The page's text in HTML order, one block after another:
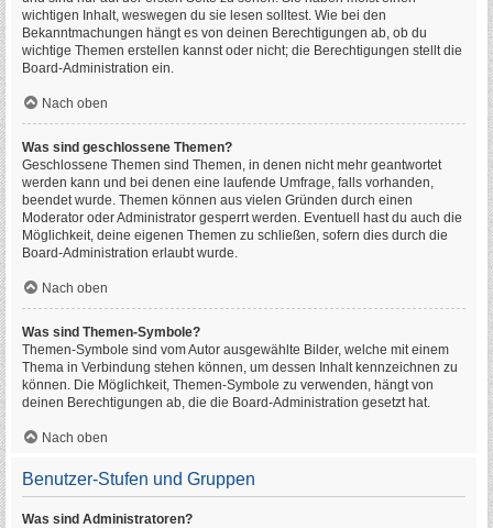
wichtigen Inhalt, weswegen du sie lesen solltest. Wie bei den
Bekanntmachungen hängt es von deinen Berechtigungen ab, ob du
wichtige Themen erstellen kannst oder nicht; die Berechtigungen stellt die
Board-Administration ein.
Nach oben
Was sind geschlossene Themen?
Geschlossene Themen sind Themen, in denen nicht mehr geantwortet
werden kann und bei denen eine laufende Umfrage, falls vorhanden,
beendet wurde. Themen können aus vielen Gründen durch einen
Moderator oder Administrator gesperrt werden. Eventuell hast du auch die
Möglichkeit, deine eigenen Themen zu schließen, sofern dies durch die
Board-Administration erlaubt wurde.
Nach oben
Was sind Themen-Symbole?
Themen-Symbole sind vom Autor ausgewählte Bilder, welche mit einem
Thema in Verbindung stehen können, um dessen Inhalt kennzeichnen zu
können. Die Möglichkeit, Themen-Symbole zu verwenden, hängt von
deinen Berechtigungen ab, die die Board-Administration gesetzt hat.
Nach oben
Benutzer-Stufen und Gruppen
Was sind Administratoren?